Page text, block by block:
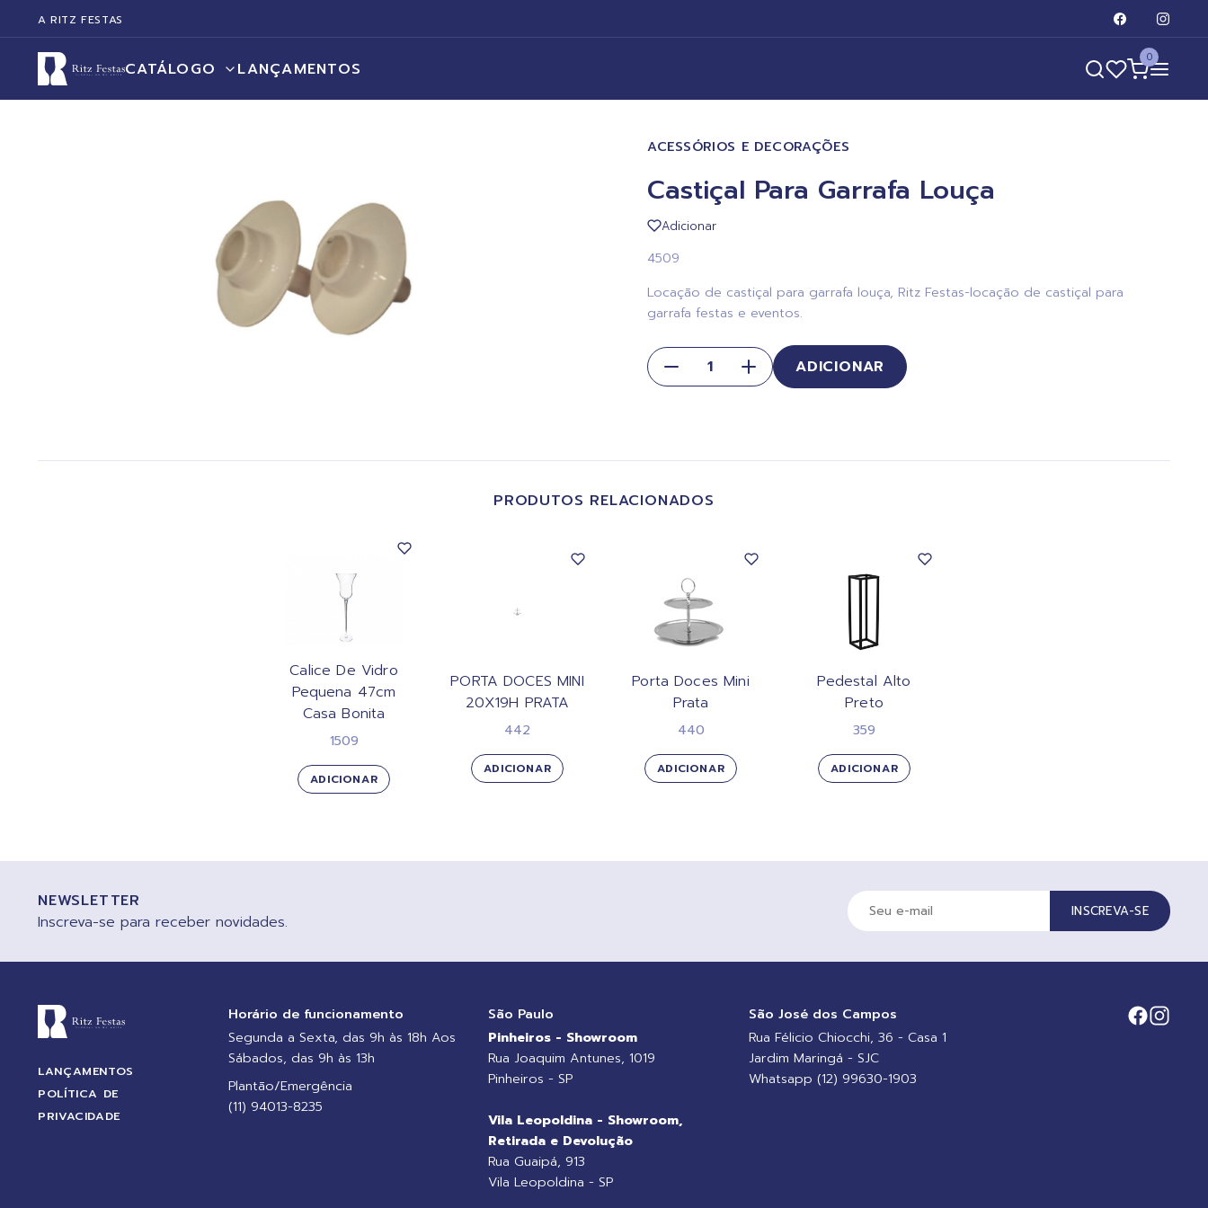
A RITZ FESTAS
CATÁLOGO LANÇAMENTOS
0
ACESSÓRIOS E DECORAÇÕES
Castiçal Para Garrafa Louça
Adicionar
4509
Locação de castiçal para garrafa louça, Ritz Festas-locação de castiçal para
garrafa festas e eventos.
ADICIONAR
PRODUTOS RELACIONADOS
Calice De Vidro
Pequena 47cm
Casa Bonita
1509
ADICIONAR
PORTA DOCES MINI
20X19H PRATA
442
ADICIONAR
Porta Doces Mini
Prata
440
ADICIONAR
Pedestal Alto
Preto
359
ADICIONAR
NEWSLETTER
Inscreva-se para receber novidades.
INSCREVA-SE
LANÇAMENTOS
POLÍTICA DE
PRIVACIDADE
Horário de funcionamento
Segunda a Sexta, das 9h às 18h Aos
Sábados, das 9h às 13h
Plantão/Emergência
(11) 94013-8235
São Paulo
Pinheiros - Showroom
Rua Joaquim Antunes, 1019
Pinheiros - SP
Vila Leopoldina - Showroom,
Retirada e Devolução
Rua Guaipá, 913
Vila Leopoldina - SP
São José dos Campos
Rua Félicio Chiocchi, 36 - Casa 1
Jardim Maringá - SJC
Whatsapp (12) 99630-1903